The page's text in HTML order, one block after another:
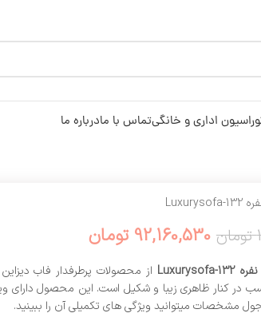
اداری و خانگیتماس با مادرباره ما
تومان 92,160,530 تومان
از محصولات پرطرفدار فاب
در کنار ظاهری زیبا و شکیل است. این محصول دارای
مشخصات میتوانید ویژگی های تکمیلی آن را ببینید.